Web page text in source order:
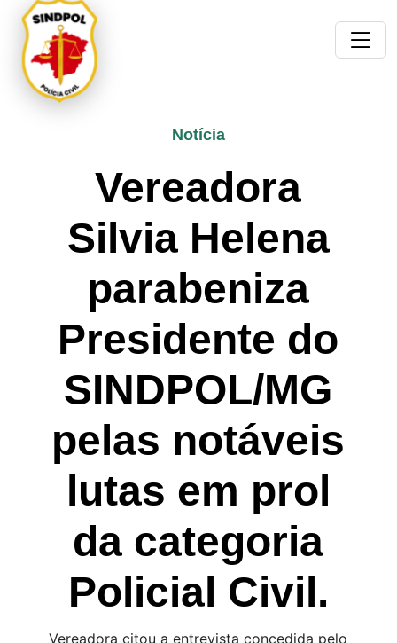
Notícia
Vereadora
Silvia Helena
parabeniza
Presidente do
SINDPOL/MG
pelas notáveis
lutas em prol
da categoria
Policial Civil.
Vereadora citou a entrevista concedida pelo